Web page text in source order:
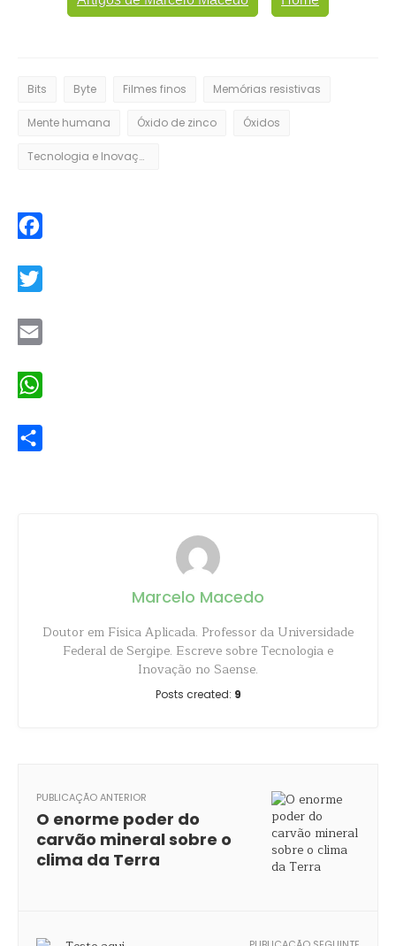
Bits Byte Filmes finos Memórias resistivas
Mente humana Óxido de zinco Óxidos
Tecnologia e Inovação
Marcelo Macedo
Doutor em Física Aplicada. Professor da Universidade
Federal de Sergipe. Escreve sobre Tecnologia e
Inovação no Saense.
Posts created: 9
PUBLICAÇÃO ANTERIOR
O enorme poder do
carvão mineral sobre o
clima da Terra